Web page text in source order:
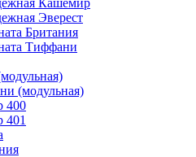
Кашемир
Эверест
Британия
Тиффани
(модульная)
400
401